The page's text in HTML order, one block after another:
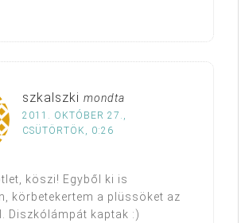
szkalszki mondta
2011. OKTÓBER 27.,
CSÜTÖRTÖK, 0:26
köszi! Egyből ki is
körbetekertem a plüssöket az
Diszkólámpát kaptak :)